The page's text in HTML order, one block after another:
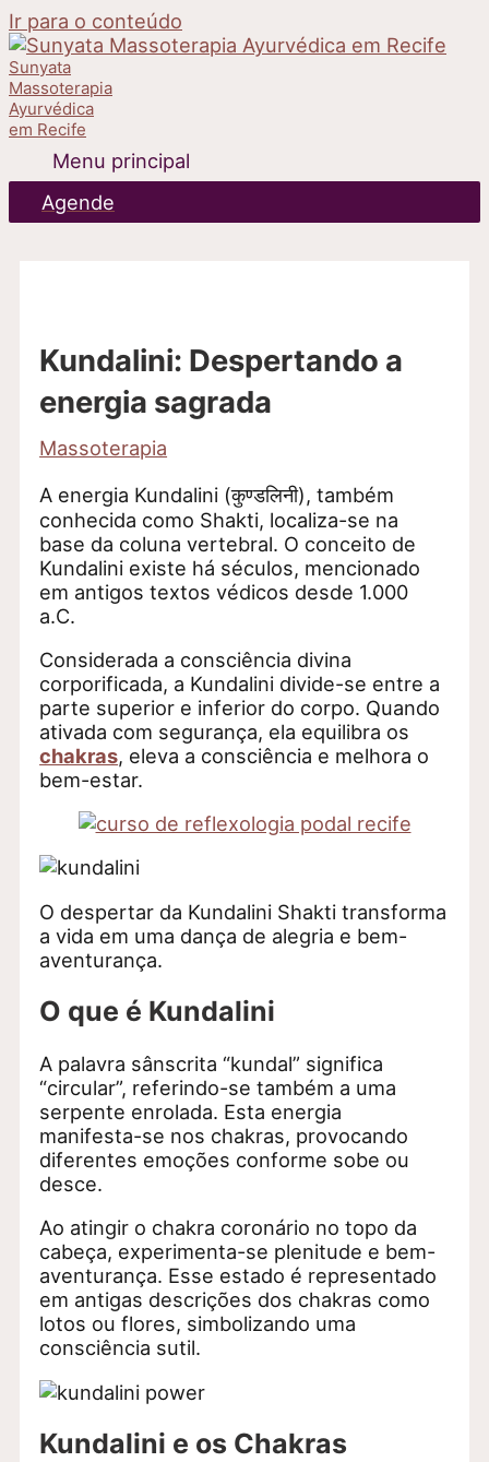
Ir para o conteúdo
Sunyata
Massoterapia
Ayurvédica
em Recife
Menu principal
Agende
Kundalini: Despertando a
energia sagrada
Massoterapia
A energia Kundalini (कुण्डलिनी), também
conhecida como Shakti, localiza-se na
base da coluna vertebral. O conceito de
Kundalini existe há séculos, mencionado
em antigos textos védicos desde 1.000
a.C.
Considerada a consciência divina
corporificada, a Kundalini divide-se entre a
parte superior e inferior do corpo. Quando
ativada com segurança, ela equilibra os
chakras, eleva a consciência e melhora o
bem-estar.
O despertar da Kundalini Shakti transforma
a vida em uma dança de alegria e bem-
aventurança.
O que é Kundalini
A palavra sânscrita “kundal” significa
“circular”, referindo-se também a uma
serpente enrolada. Esta energia
manifesta-se nos chakras, provocando
diferentes emoções conforme sobe ou
desce.
Ao atingir o chakra coronário no topo da
cabeça, experimenta-se plenitude e bem-
aventurança. Esse estado é representado
em antigas descrições dos chakras como
lotos ou flores, simbolizando uma
consciência sutil.
Kundalini e os Chakras